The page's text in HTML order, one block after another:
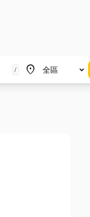
/ place
地區